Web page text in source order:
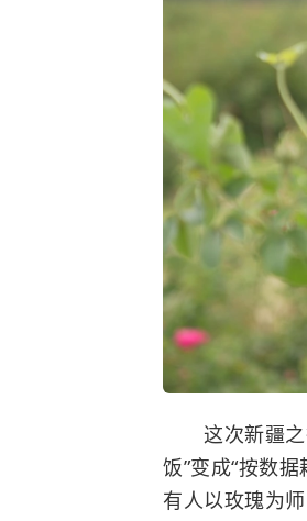
这次新疆之
饭”变成“按数
有人以玫瑰为